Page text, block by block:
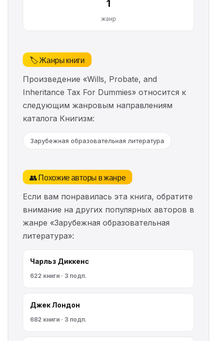
1
жанр
🏷️ Жанры книги
Произведение «Wills, Probate, and
Inheritance Tax For Dummies» относится к
следующим жанровым направлениям
каталога Книгизм:
Зарубежная образовательная литература
👥 Похожие авторы в жанре
Если вам понравилась эта книга, обратите
внимание на других популярных авторов в
жанре «Зарубежная образовательная
литература»:
Чарльз Диккенс
622 книги · 3 подп.
Джек Лондон
682 книги · 3 подп.